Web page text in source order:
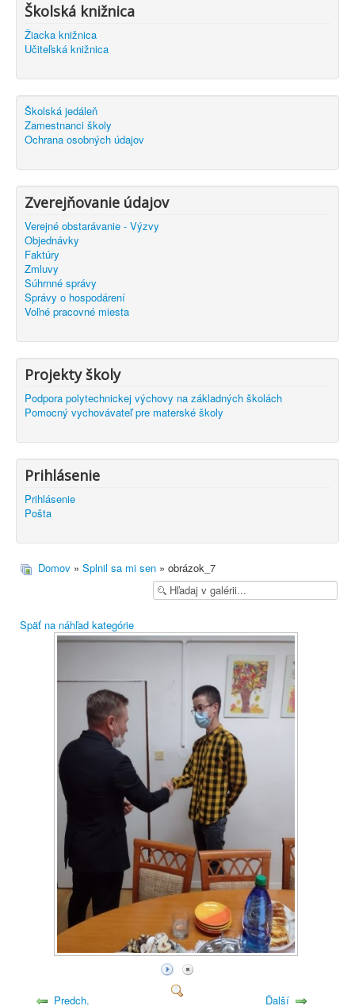
Školská knižnica
Žiacka knižnica
Učiteľská knižnica
Školská jedáleň
Zamestnanci školy
Ochrana osobných údajov
Zverejňovanie údajov
Verejné obstarávanie - Výzvy
Objednávky
Faktúry
Zmluvy
Súhrnné správy
Správy o hospodárení
Voľné pracovné miesta
Projekty školy
Podpora polytechnickej výchovy na základných školách
Pomocný vychovávateľ pre materské školy
Prihlásenie
Prihlásenie
Pošta
Domov » Splnil sa mi sen » obrázok_7
Späť na náhľad kategórie
Predch. Ďalší